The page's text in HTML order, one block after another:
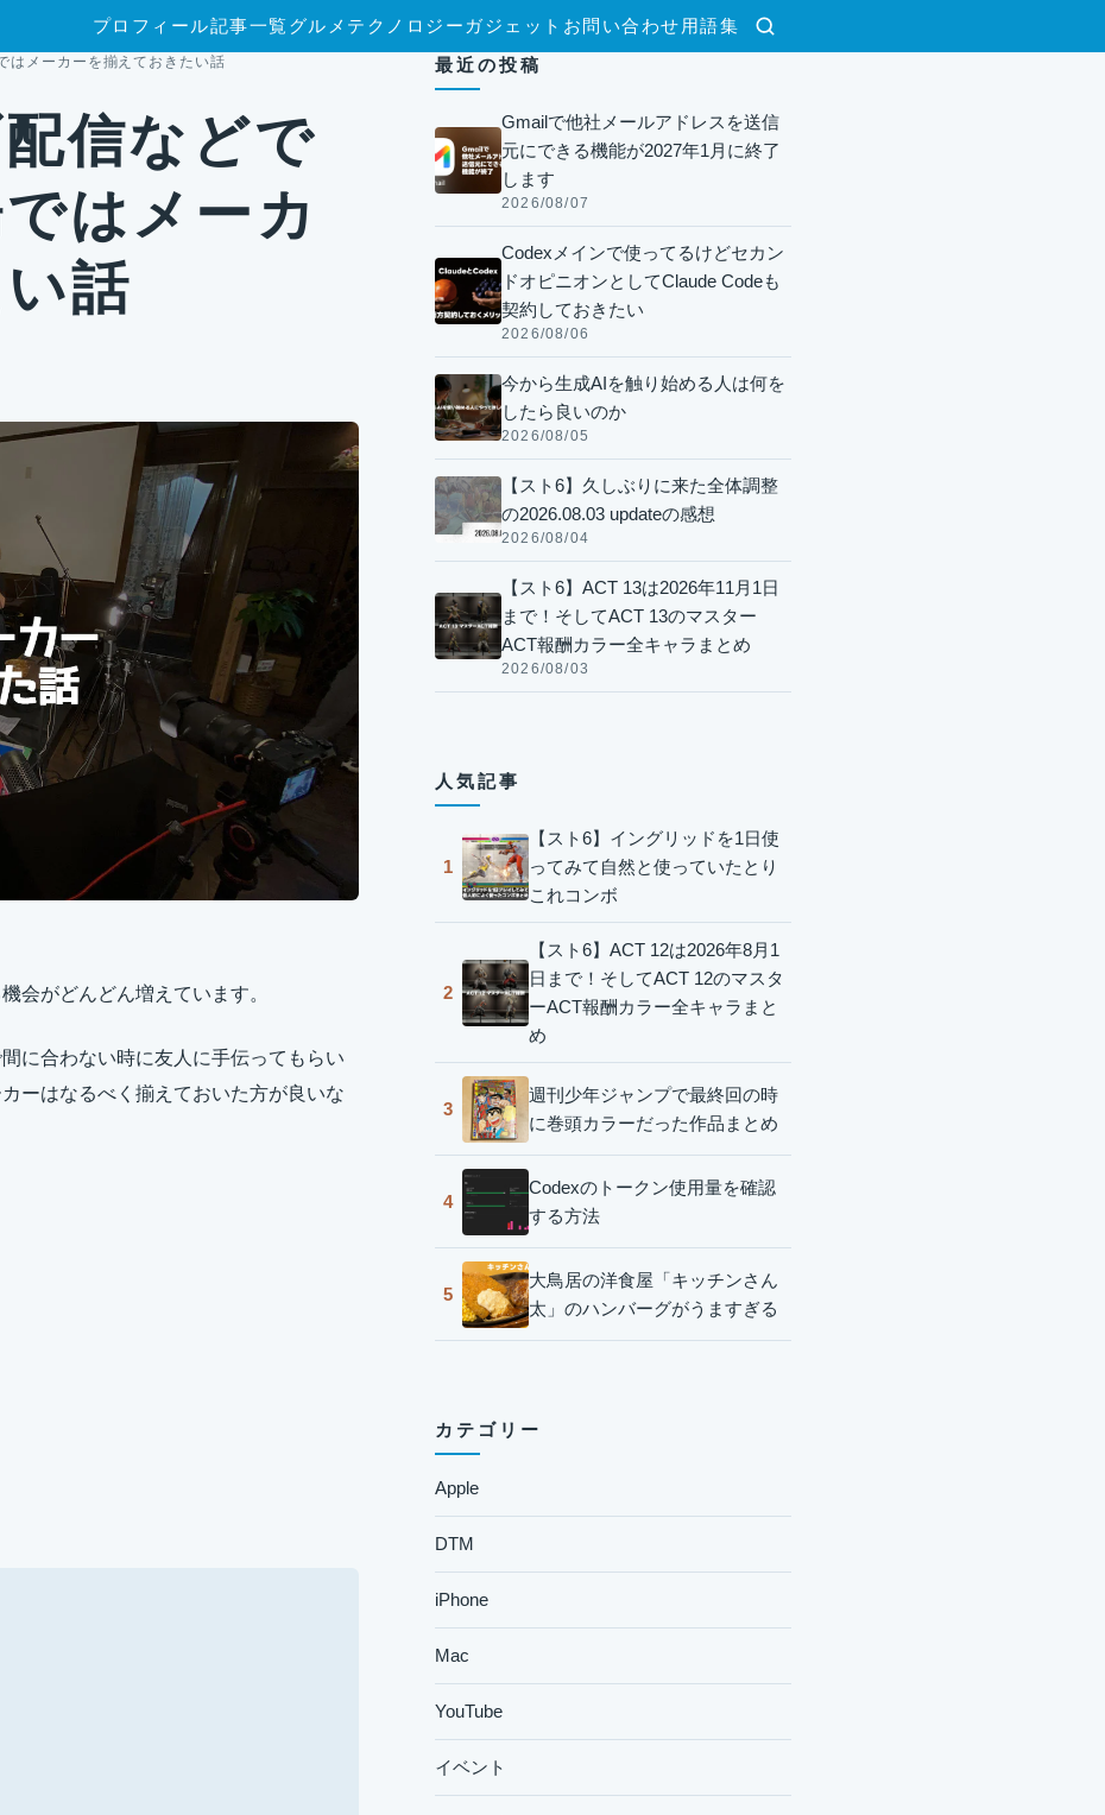
検索
プロフィール記事一覧グルメ テクノロジー ガジェット お問い合わせ 用語集
はメーカーを揃えておきたい話
信などで
はメーカ
話
会がどんどん増えています。
に合わない時に友人に手伝ってもらい
ーはなるべく揃えておいた方が良いな
最近の投稿
Gmailで他社メールアドレスを送信
元にできる機能が2027年1月に終了
します
2026/08/07
Codexメインで使ってるけどセカン
ドオピニオンとしてClaude Codeも
契約しておきたい
2026/08/06
今から生成AIを触り始める人は何を
したら良いのか
2026/08/05
【スト6】久しぶりに来た全体調整
の2026.08.03 updateの感想
2026/08/04
【スト6】ACT 13は2026年11月1日
まで！そしてACT 13のマスター
ACT報酬カラー全キャラまとめ
2026/08/03
人気記事
1
【スト6】イングリッドを1日使
ってみて自然と使っていたとり
これコンボ
2
【スト6】ACT 12は2026年8月1
日まで！そしてACT 12のマスタ
ーACT報酬カラー全キャラまと
め
3
週刊少年ジャンプで最終回の時
に巻頭カラーだった作品まとめ
4
Codexのトークン使用量を確認
する方法
5
大鳥居の洋食屋「キッチンさん
太」のハンバーグがうますぎる
カテゴリー
Apple
DTM
iPhone
Mac
YouTube
イベント